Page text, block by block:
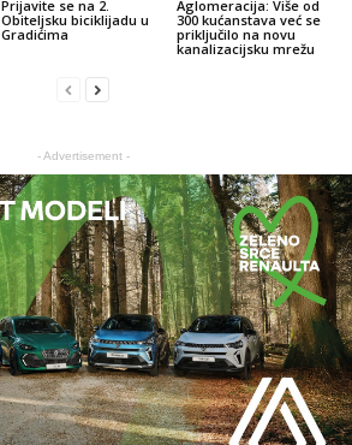
Prijavite se na 2.
Obiteljsku biciklijadu u
Gradićima
Aglomeracija: Više od
300 kućanstava već se
priključilo na novu
kanalizacijsku mrežu
- Advertisement -